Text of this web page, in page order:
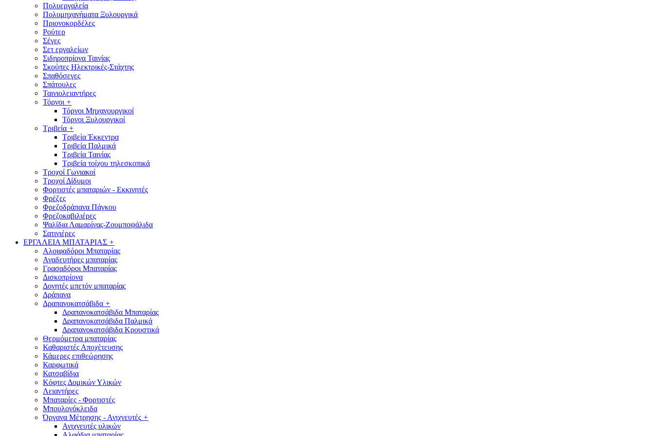
Πολυεργαλεία
Πολυμηχανήματα Ξυλουργικά
Πριονοκορδέλες
Ρούτερ
Σέγες
Σετ εργαλείων
Σιδηροπρίονα Ταινίας
Σκούπες Ηλεκτρικές-Στάχτης
Σπαθόσεγες
Σπάτουλες
Ταινιολειαντήρες
Τόρνοι +
Τόρνοι Μηχανουργικοί
Τόρνοι Ξυλουργικοί
Τριβεία +
Τριβεία Έκκεντρα
Τριβεία Παλμικά
Τριβεία Ταινίας
Τριβεία τοίχου τηλεσκοπικά
Τροχοί Γωνιακοί
Τροχοί Δίδυμοι
Φορτιστές μπαταριών - Εκκινητές
Φρέζες
Φρεζοδράπανα Πάγκου
Φρεζοκαβιλιέρες
Ψαλίδια Λαμαρίνας-Ζουμποψάλιδα
Σατινιέρες
ΕΡΓΑΛΕΙΑ ΜΠΑΤΑΡΙΑΣ +
Αλοιφαδόροι Μπαταρίας
Αναδευτήρες μπαταρίας
Γρασαδόροι Μπαταρίας
Δισκοπρίονα
Δονητές μπετόν μπαταρίας
Δράπανα
Δραπανοκατσάβιδα +
Δραπανοκατσάβιδα Μπαταρίας
Δραπανοκατσάβιδα Παλμικά
Δραπανοκατσάβιδα Κρουστικά
Θερμόμετρα μπαταρίας
Καθαριστές Αποχέτευσης
Κάμερες επιθεώρησης
Καρφωτικά
Κατσαβίδια
Κόφτες Δομικών Υλικών
Λειαντήρες
Μπαταρίες - Φορτιστές
Μπουλονόκλειδα
Όργανα Μέτρησης - Ανιχνευτές +
Ανιχνευτές υλικών